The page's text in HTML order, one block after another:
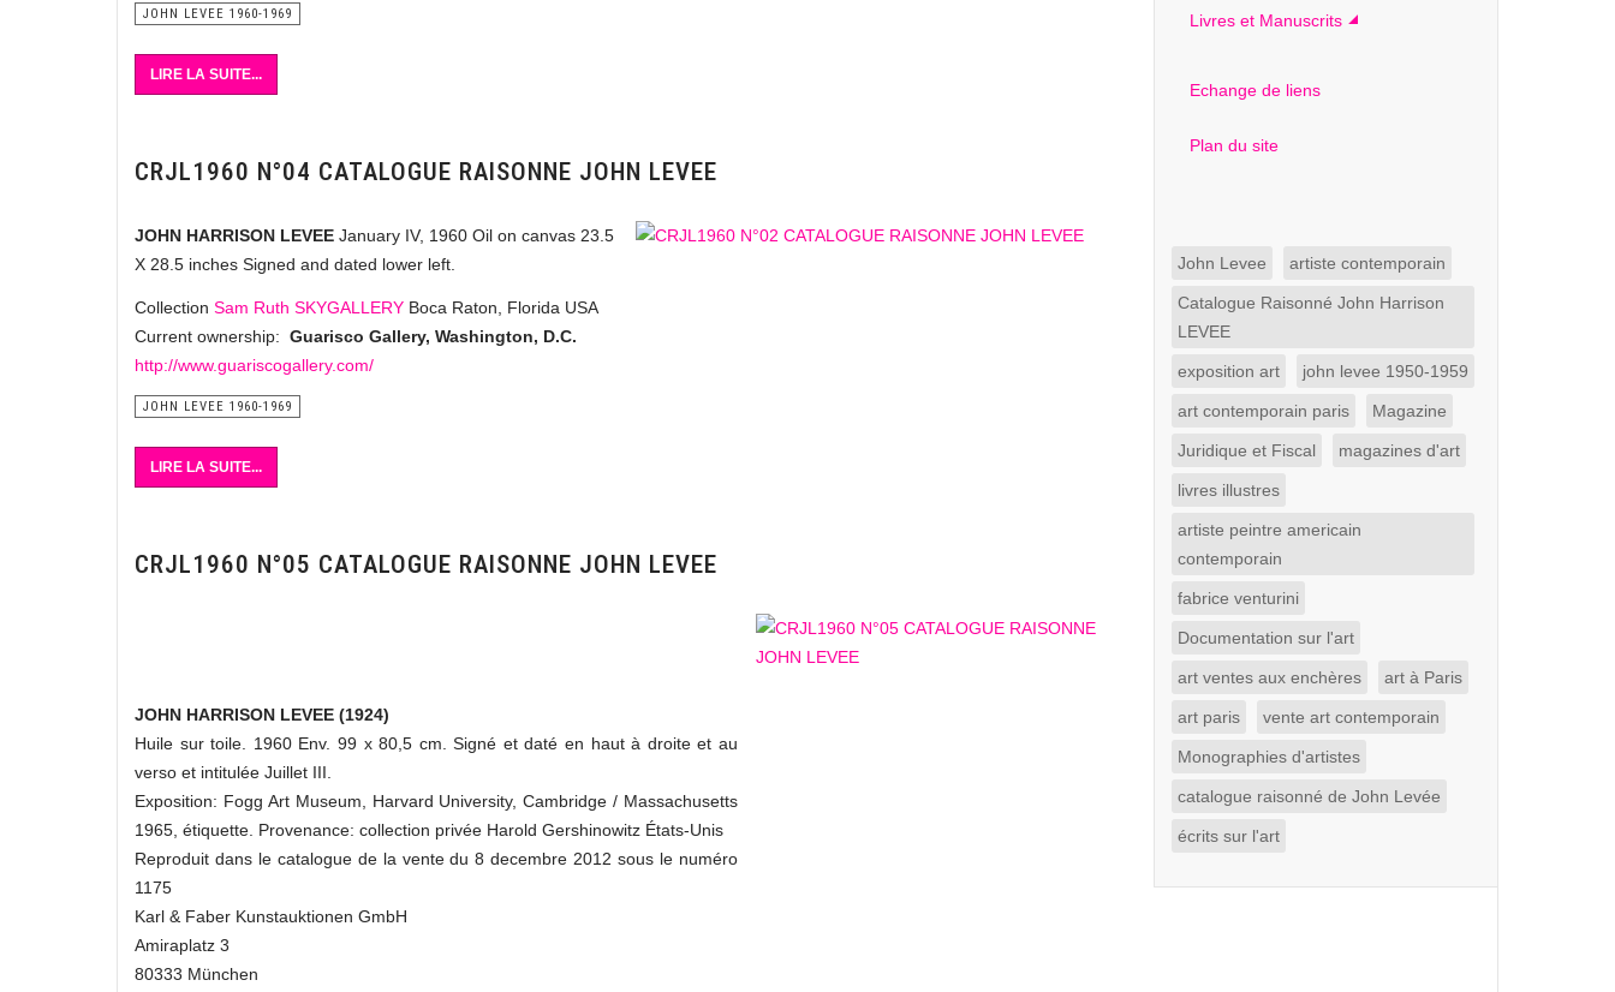
JOHN LEVEE 1960-1969
LIRE LA SUITE...
CRJL1960 N°04 CATALOGUE RAISONNE JOHN LEVEE
JOHN HARRISON LEVEE January IV, 1960 Oil on canvas 23.5
X 28.5 inches Signed and dated lower left.
Collection Sam Ruth SKYGALLERY Boca Raton, Florida USA
Current ownership: Guarisco Gallery, Washington, D.C.
http://www.guariscogallery.com/
JOHN LEVEE 1960-1969
LIRE LA SUITE...
CRJL1960 N°05 CATALOGUE RAISONNE JOHN LEVEE
JOHN HARRISON LEVEE (1924)
Huile sur toile. 1960 Env. 99 x 80,5 cm. Signé et daté en haut à droite et au
verso et intitulée Juillet III.
Exposition: Fogg Art Museum, Harvard University, Cambridge / Massachusetts
1965, étiquette. Provenance: collection privée Harold Gershinowitz États-Unis
Reproduit dans le catalogue de la vente du 8 decembre 2012 sous le numéro
1175
Karl & Faber Kunstauktionen GmbH
Amiraplatz 3
80333 München
Livres et Manuscrits
Echange de liens
Plan du site
John Levee artiste contemporain
Catalogue Raisonné John Harrison
LEVEE
exposition art john levee 1950-1959
art contemporain paris Magazine
Juridique et Fiscal magazines d'art
livres illustres
artiste peintre americain
contemporain
fabrice venturini
Documentation sur l'art
art ventes aux enchères art à Paris
art paris vente art contemporain
Monographies d'artistes
catalogue raisonné de John Levée
écrits sur l'art